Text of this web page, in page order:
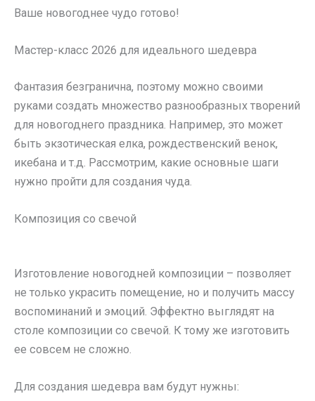
Ваше новогоднее чудо готово!
Мастер-класс 2026 для идеального шедевра
Фантазия безгранична, поэтому можно своими
руками создать множество разнообразных творений
для новогоднего праздника. Например, это может
быть экзотическая елка, рождественский венок,
икебана и т.д. Рассмотрим, какие основные шаги
нужно пройти для создания чуда.
Композиция со свечой
Изготовление новогодней композиции – позволяет
не только украсить помещение, но и получить массу
воспоминаний и эмоций. Эффектно выглядят на
столе композиции со свечой. К тому же изготовить
ее совсем не сложно.
Для создания шедевра вам будут нужны: